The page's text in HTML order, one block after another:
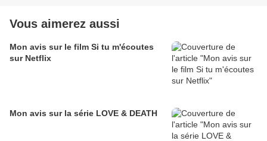
Vous aimerez aussi
Mon avis sur le film Si tu m'écoutes
sur Netflix
Mon avis sur la série LOVE & DEATH